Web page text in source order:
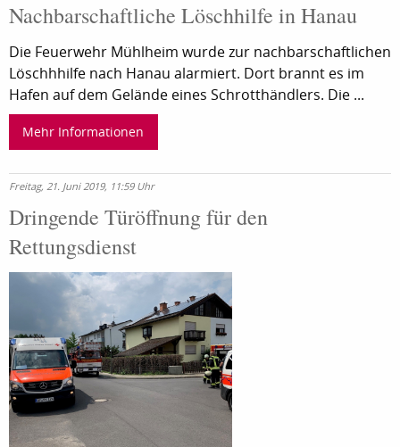
Nachbarschaftliche Löschhilfe in Hanau
Die Feuerwehr Mühlheim wurde zur nachbarschaftlichen
Löschhhilfe nach Hanau alarmiert. Dort brannt es im
Hafen auf dem Gelände eines Schrotthändlers. Die ...
Mehr Informationen
Freitag, 21. Juni 2019, 11:59 Uhr
Dringende Türöffnung für den
Rettungsdienst